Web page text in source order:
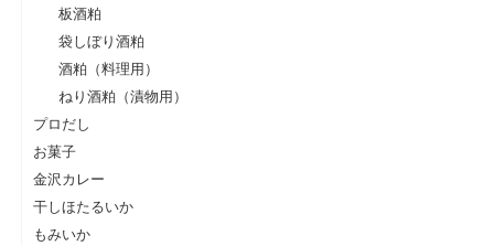
板酒粕
袋しぼり酒粕
酒粕（料理用）
ねり酒粕（漬物用）
プロだし
お菓子
金沢カレー
干しほたるいか
もみいか